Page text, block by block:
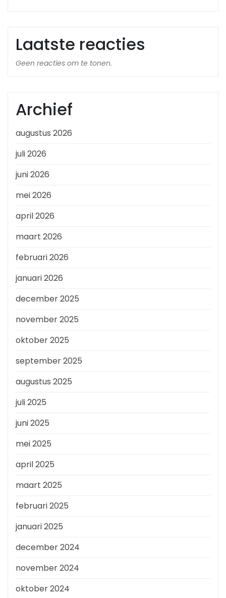
Laatste reacties
Geen reacties om te tonen.
Archief
augustus 2026
juli 2026
juni 2026
mei 2026
april 2026
maart 2026
februari 2026
januari 2026
december 2025
november 2025
oktober 2025
september 2025
augustus 2025
juli 2025
juni 2025
mei 2025
april 2025
maart 2025
februari 2025
januari 2025
december 2024
november 2024
oktober 2024